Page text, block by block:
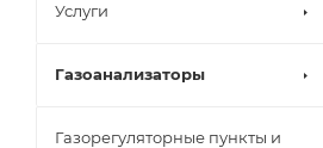
Услуги
Газоанализаторы
Газорегуляторные пункты и